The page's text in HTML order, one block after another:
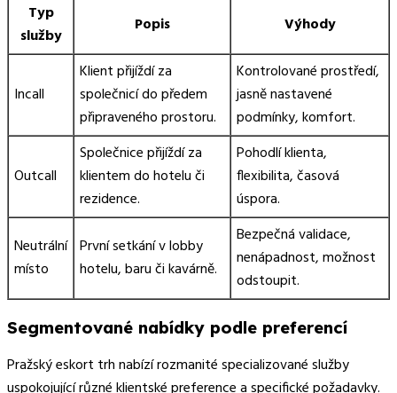
Typ
služby
Popis Výhody
Incall
Klient přijíždí za
společnicí do předem
připraveného prostoru.
Kontrolované prostředí,
jasně nastavené
podmínky, komfort.
Outcall
Společnice přijíždí za
klientem do hotelu či
rezidence.
Pohodlí klienta,
flexibilita, časová
úspora.
Neutrální
místo
První setkání v lobby
hotelu, baru či kavárně.
Bezpečná validace,
nenápadnost, možnost
odstoupit.
Segmentované nabídky podle preferencí
Pražský eskort trh nabízí rozmanité specializované služby